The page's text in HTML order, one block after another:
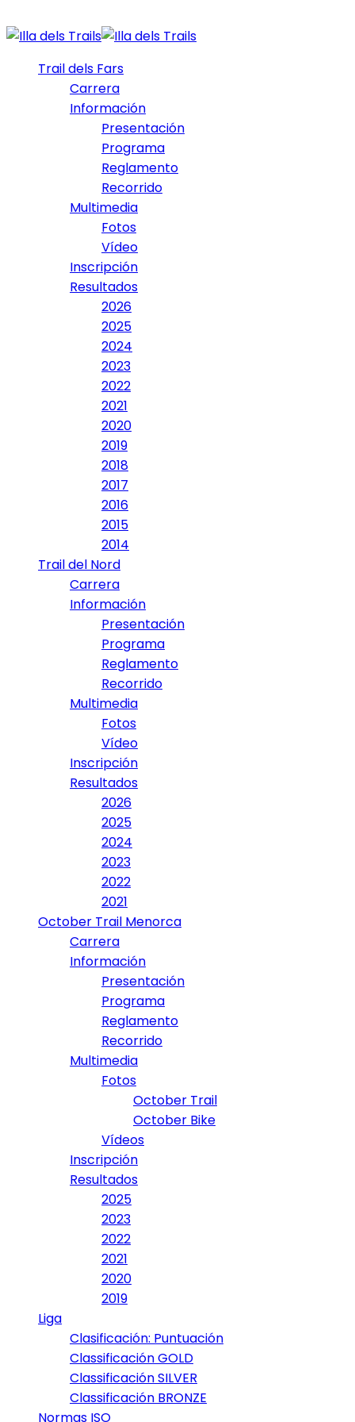
Trail dels Fars
Carrera
Información
Presentación
Programa
Reglamento
Recorrido
Multimedia
Fotos
Vídeo
Inscripción
Resultados
2026
2025
2024
2023
2022
2021
2020
2019
2018
2017
2016
2015
2014
Trail del Nord
Carrera
Información
Presentación
Programa
Reglamento
Recorrido
Multimedia
Fotos
Vídeo
Inscripción
Resultados
2026
2025
2024
2023
2022
2021
October Trail Menorca
Carrera
Información
Presentación
Programa
Reglamento
Recorrido
Multimedia
Fotos
October Trail
October Bike
Vídeos
Inscripción
Resultados
2025
2023
2022
2021
2020
2019
Liga
Clasificación: Puntuación
Classificación GOLD
Classificación SILVER
Classificación BRONZE
Normas ISO